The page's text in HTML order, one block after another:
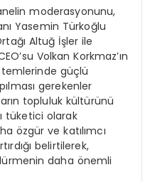
moderasyonunu,
Yasemin Türkoğlu
Altuğ İşler ile
Volkan Korkmaz’ın
güçlü
gerekenler
topluluk kültürünü
tüketici olarak
özgür ve katılımcı
belirtilerek,
daha önemli